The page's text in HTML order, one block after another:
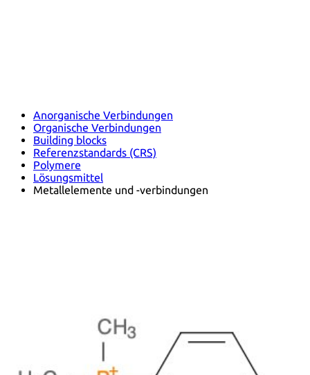
Anorganische Verbindungen
Organische Verbindungen
Building blocks
Referenzstandards (CRS)
Polymere
Lösungsmittel
Metallelemente und -verbindungen